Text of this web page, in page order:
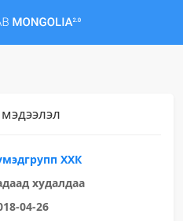
ХХК
худалдаа
04-26